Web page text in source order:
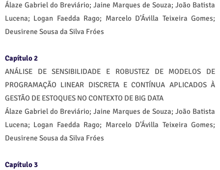
Álaze Gabriel do Breviário; Jaine Marques de Souza; João Batista
Lucena; Logan Faedda Rago; Marcelo D’Ávilla Teixeira Gomes;
Deusirene Sousa da Silva Fróes
Capítulo 2
ANÁLISE DE SENSIBILIDADE E ROBUSTEZ DE MODELOS DE
PROGRAMAÇÃO LINEAR DISCRETA E CONTÍNUA APLICADOS À
GESTÃO DE ESTOQUES NO CONTEXTO DE BIG DATA
Álaze Gabriel do Breviário; Jaine Marques de Souza; João Batista
Lucena; Logan Faedda Rago; Marcelo D’Ávilla Teixeira Gomes;
Deusirene Sousa da Silva Fróes
Capítulo 3